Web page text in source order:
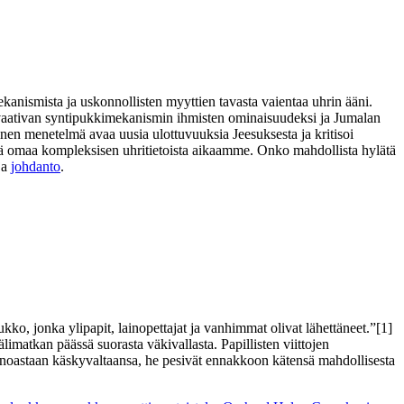
ja uskonnollisten myyttien tavasta vaientaa uhrin ääni.
syntipukkimekanismin ihmisten ominaisuudeksi ja Jumalan
menetelmä avaa uusia ulottuvuuksia Jeesuksesta ja kritisoi
kompleksisen uhritietoista aikaamme. Onko mahdollista hylätä
johdanto.
jonka ylipapit, lainopettajat ja vanhimmat olivat lähettäneet.”[1]
päässä suorasta väkivallasta. Papillisten viittojen
käskyvaltaansa, he pesivät ennakkoon kätensä mahdollisesta